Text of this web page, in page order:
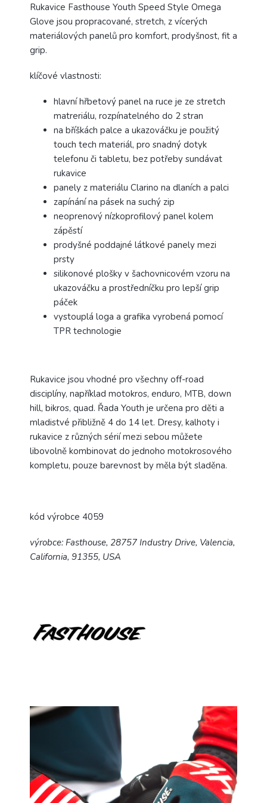
Rukavice Fasthouse Youth Speed Style Omega
Glove jsou propracované, stretch, z vícerých
materiálových panelů pro komfort, prodyšnost, fit a
grip.
klíčové vlastnosti:
hlavní hřbetový panel na ruce je ze stretch
matreriálu, rozpínatelného do 2 stran
na bříškách palce a ukazováčku je použitý
touch tech materiál, pro snadný dotyk
telefonu či tabletu, bez potřeby sundávat
rukavice
panely z materiálu Clarino na dlaních a palci
zapínání na pásek na suchý zip
neoprenový nízkoprofilový panel kolem
zápěstí
prodyšné poddajné látkové panely mezi
prsty
silikonové plošky v šachovnicovém vzoru na
ukazováčku a prostředníčku pro lepší grip
páček
vystouplá loga a grafika vyrobená pomocí
TPR technologie
Rukavice jsou vhodné pro všechny off-road
disciplíny, například motokros, enduro, MTB, down
hill, bikros, quad. Řada Youth je určena pro děti a
mladistvé přibližně 4 do 14 let. Dresy, kalhoty i
rukavice z různých sérií mezi sebou můžete
libovolně kombinovat do jednoho motokrosového
kompletu, pouze barevnost by měla být sladěna.
kód výrobce 4059
výrobce: Fasthouse, 28757 Industry Drive, Valencia,
California, 91355, USA